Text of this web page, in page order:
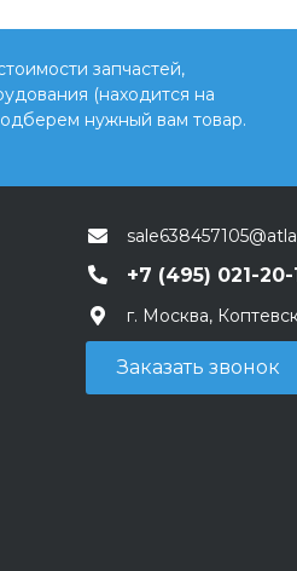
запчастей,
(находится на
нужный вам товар.
+7 (495) 021-20-
г. Москва,
Заказать звонок